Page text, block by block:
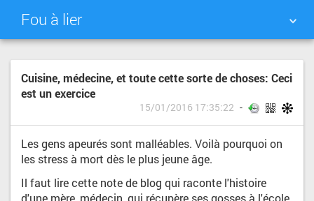
Fou à lier
NUAGE DE TAGS MUR D'IMAGES
RECHERCHER
Cuisine, médecine, et toute cette sorte de choses: Ceci
est un exercice
15/01/2016 17:35:22
Les gens apeurés sont malléables. Voilà pourquoi on
les stress à mort dès le plus jeune âge.
Il faut lire cette note de blog qui raconte l'histoire
d'une mère, médecin, qui récupère ses gosses à l'école